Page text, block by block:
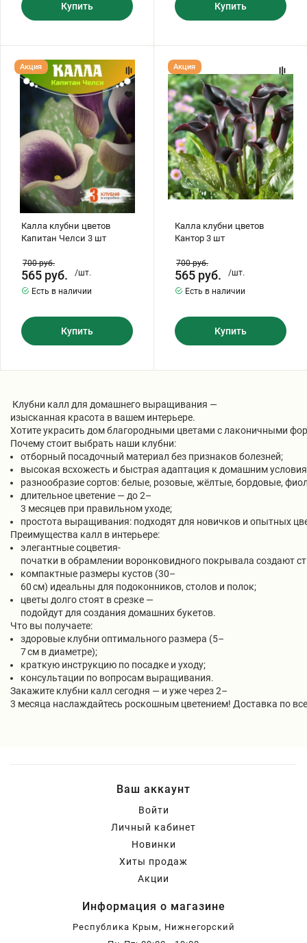
Купить Купить
Калла
клубни
цветов
Капитан
Калла клубни цветов
Капитан Челси 3 шт
Акция
700руб.
565 руб.
/шт.
Есть в наличии
Купить
Калла
клубни
цветов
Кантор
3
шт
Калла клубни цветов
Кантор 3 шт
Акция
700руб.
565 руб.
/шт.
Есть в наличии
Купить
Клубни калл для домашнего выращивания —
изысканная красота в вашем интерьере.
Хотите украсить дом благородными цветами с лаконичными
Почему стоит выбрать наши клубни:
отборный посадочный материал без признаков болезней;
высокая всхожесть и быстрая адаптация к домашним
разнообразие сортов: белые, розовые, жёлтые, бордовые,
длительное цветение — до 2–
3 месяцев при правильном уходе;
простота выращивания: подходят для новичков и опытных
Преимущества калл в интерьере:
элегантные соцветия-
початки в обрамлении воронковидного покрывала создают
компактные размеры кустов (30–
60 см) идеальны для подоконников, столов и полок;
цветы долго стоят в срезке —
подойдут для создания домашних букетов.
Что вы получаете:
здоровые клубни оптимального размера (5–
7 см в диаметре);
краткую инструкцию по посадке и уходу;
консультации по вопросам выращивания.
Закажите клубни калл сегодня — и уже через 2–
3 месяца наслаждайтесь роскошным цветением! Доставка по
Ваш аккаунт
Войти
Личный кабинет
Новинки
Хиты продаж
Акции
Информация о магазине
Республика Крым, Нижнегорский